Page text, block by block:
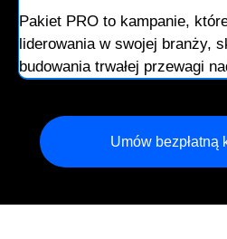
Pakiet PRO to kampanie,
liderowania w swojej branży,
budowania trwałej przewagi
Umów bezpłatną